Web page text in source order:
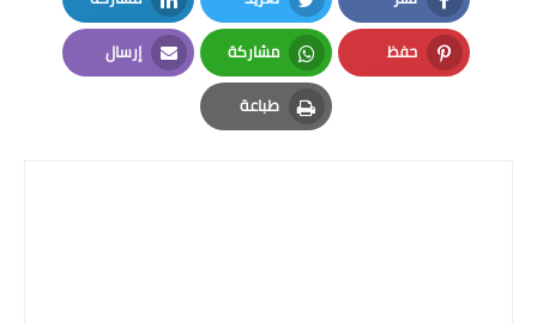
Facebook
Twitter
LinkedIn
حفظ
Pinterest
مشاركة
Whatsapp
إرسال
Email
طباعة
Print